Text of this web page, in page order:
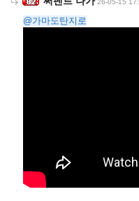
@가마도탄지로